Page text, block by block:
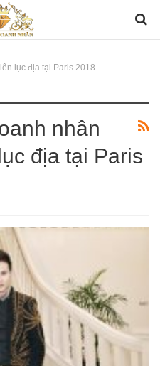
lục địa tại Paris 2018
nhân
địa tại Paris